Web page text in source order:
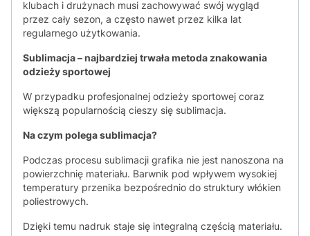
klubach i drużynach musi zachowywać swój wygląd
przez cały sezon, a często nawet przez kilka lat
regularnego użytkowania.
Sublimacja – najbardziej trwała metoda znakowania
odzieży sportowej
W przypadku profesjonalnej odzieży sportowej coraz
większą popularnością cieszy się sublimacja.
Na czym polega sublimacja?
Podczas procesu sublimacji grafika nie jest nanoszona na
powierzchnię materiału. Barwnik pod wpływem wysokiej
temperatury przenika bezpośrednio do struktury włókien
poliestrowych.
Dzięki temu nadruk staje się integralną częścią materiału.